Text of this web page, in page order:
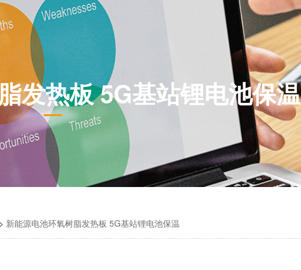
发热板 5G基站锂电池保温
> 新能源电池环氧树脂发热板 5G基站锂电池保温